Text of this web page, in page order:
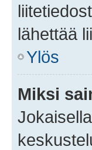
lähettää
Ylös
Miksi